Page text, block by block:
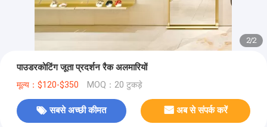
2/2
पाउडरकोटिंग जूता प्रदर्शन रैक अलमारियों
मूल्य：$120-$350 MOQ：20 टुकड़े
सबसे अच्छी कीमत अब से संपर्क करें